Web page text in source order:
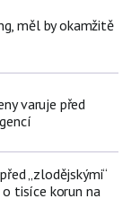
měl by okamžitě
varuje před
„zlodějskými“
tisíce korun na